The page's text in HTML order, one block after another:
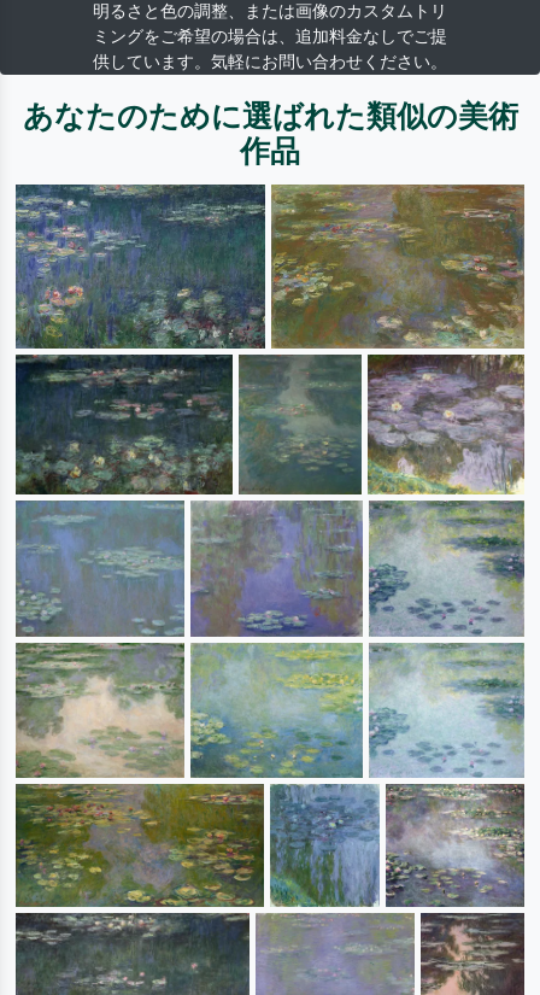
明るさと色の調整、または画像のカスタムトリ
ミングをご希望の場合は、追加料金なしでご提
供しています。気軽にお問い合わせください。
あなたのために選ばれた類似の美術
作品